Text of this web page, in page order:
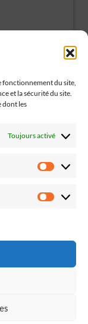
fonctionnement du site,
et la sécurité du site.
dont les
Toujours activé